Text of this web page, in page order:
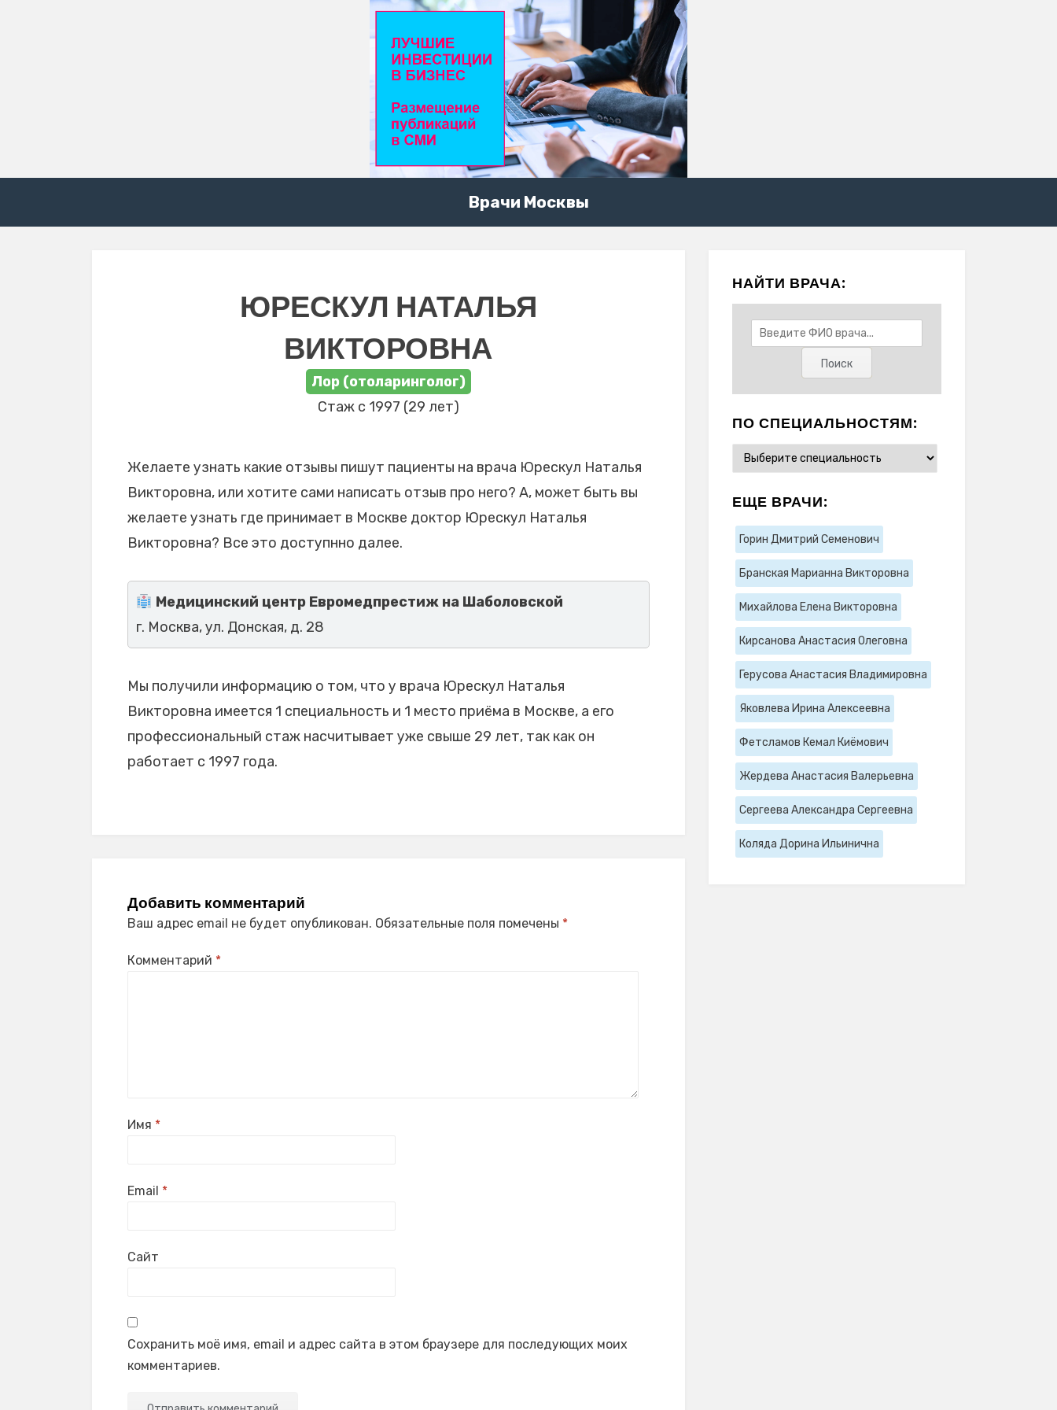
Врачи Москвы
ЮРЕСКУЛ НАТАЛЬЯ
ВИКТОРОВНА
Лор (отоларинголог)
Стаж с 1997 (29 лет)
Желаете узнать какие отзывы пишут пациенты на врача Юрескул Наталья
Викторовна, или хотите сами написать отзыв про него? А, может быть вы
желаете узнать где принимает в Москве доктор Юрескул Наталья
Викторовна? Все это доступнно далее.
Медицинский центр Евромедпрестиж на Шаболовской
г. Москва, ул. Донская, д. 28
Мы получили информацию о том, что у врача Юрескул Наталья
Викторовна имеется 1 специальность и 1 место приёма в Москве, а его
профессиональный стаж насчитывает уже свыше 29 лет, так как он
работает с 1997 года.
Добавить комментарий
Ваш адрес email не будет опубликован. Обязательные поля помечены *
Комментарий *
Имя *
Email *
Сайт
Сохранить моё имя, email и адрес сайта в этом браузере для последующих моих
комментариев.
НАЙТИ ВРАЧА:
ПО СПЕЦИАЛЬНОСТЯМ:
ЕЩЕ ВРАЧИ:
Горин Дмитрий Семенович
Бранская Марианна Викторовна
Михайлова Елена Викторовна
Кирсанова Анастасия Олеговна
Герусова Анастасия Владимировна
Яковлева Ирина Алексеевна
Фетсламов Кемал Киёмович
Жердева Анастасия Валерьевна
Сергеева Александра Сергеевна
Коляда Дорина Ильинична